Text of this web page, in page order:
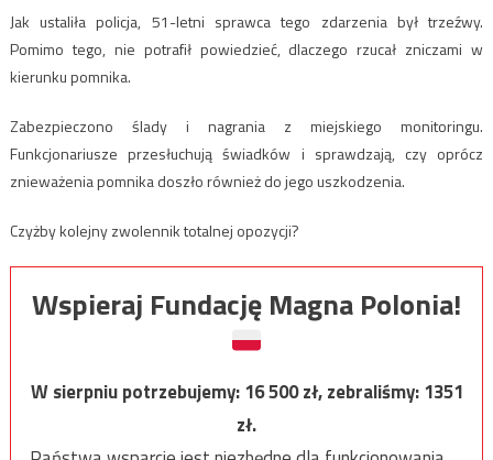
Jak ustaliła policja, 51-letni sprawca tego zdarzenia był trzeźwy.
Pomimo tego, nie potrafił powiedzieć, dlaczego rzucał zniczami w
kierunku pomnika.
Zabezpieczono ślady i nagrania z miejskiego monitoringu.
Funkcjonariusze przesłuchują świadków i sprawdzają, czy oprócz
znieważenia pomnika doszło również do jego uszkodzenia.
Czyżby kolejny zwolennik totalnej opozycji?
Wspieraj Fundację Magna Polonia!
W sierpniu potrzebujemy:16 500zł, zebraliśmy:1351
zł.